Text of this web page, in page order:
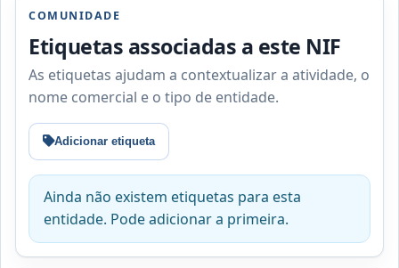
COMUNIDADE
Etiquetas associadas a este NIF
As etiquetas ajudam a contextualizar a atividade, o
nome comercial e o tipo de entidade.
Adicionar etiqueta
Ainda não existem etiquetas para esta
entidade. Pode adicionar a primeira.